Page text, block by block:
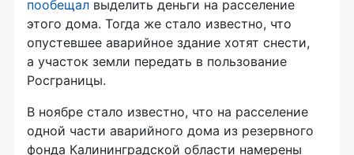
пообещал выделить деньги на расселение
этого дома. Тогда же стало известно, что
опустевшее аварийное здание хотят снести,
а участок земли передать в пользование
Росграницы.
В ноябре стало известно, что на расселение
одной части аварийного дома из резервного
фонда Калининградской области намерены